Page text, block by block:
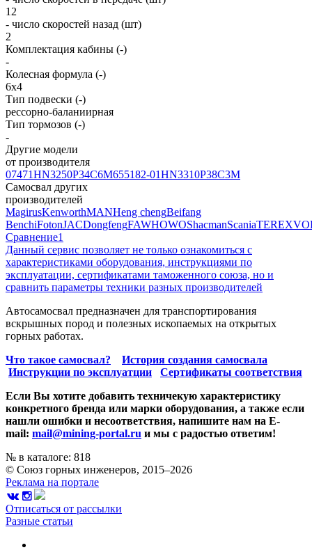
12
- число скоростей назад (шт)
2
Комплектация кабины (-)
-
Колесная формула (-)
6х4
Тип подвески (-)
рессорно-баланиирная
Тип тормозов (-)
-
Другие модели
от производителя
07471HN3250P34C6M655182-01HN3310P38C3M
Самосвал других
производителей
MagirusKenworthMANHeng chengBeifang
BenchiFotonJACDongfengFAWHOWOShacmanScaniaTEREX
Сравнение1
Данный сервис позволяет не только ознакомиться с
характеристиками оборудования, инструкциями по
эксплуатации, сертификатами таможенного союза, но и
сравнить параметры техники разных производителей
Автосамосвал предназначен для транспортирования
вскрышных пород и полезных ископаемых на открытых
горных работах.
Что такое самосвал?
История создания самосвала
Инструкции по эксплуатции
Сертификаты соответствия
Если Вы хотите добавить техничекую характеристику
конкретного бренда или марки оборудования, а также если
нашли ошибки и несоответствия, напишите нам на E-
mail: mail@mining-portal.ru и мы с радостью ответим!
№ в каталоге: 818
© Союз горных инженеров, 2015–2026
Реклама на портале
Отписаться от рассылки
Разные статьи